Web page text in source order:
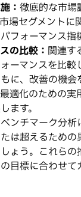
： 徹底的な市場
場セグメントに
フォーマンス指
の比較： 関連す
ーマンスを比
に、改善の機
適化のための
ます。
ベンチマーク分
は超えるため
ょう。これら
目標に合わせて